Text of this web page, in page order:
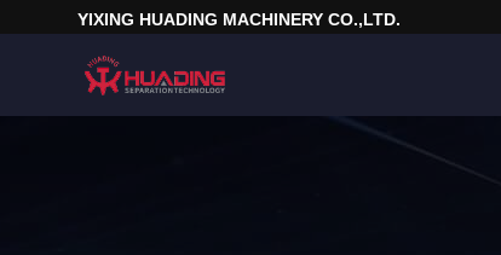
YIXING HUADING MACHINERY CO.,LTD.